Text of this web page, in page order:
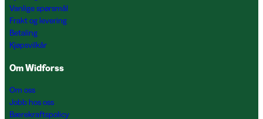
Vanlige spørsmål
Frakt og levering
Betaling
Kjøpsvilkår
Om Widforss
Om oss
Jobb hos oss
Bærekraftspolicy